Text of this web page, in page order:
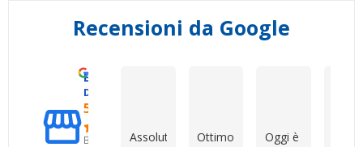
Recensioni da Google
Eccellente
5.0
Basato
AssolutamenteOttimo
Oggi è